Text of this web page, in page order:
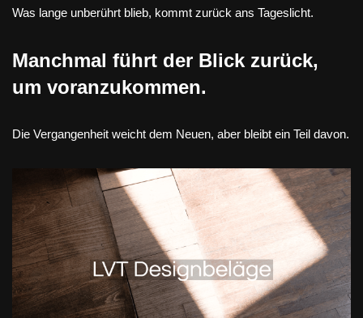
Was lange unberührt blieb, kommt zurück ans Tageslicht.
Manchmal führt der Blick zurück,
um voranzukommen.
Die Vergangenheit weicht dem Neuen, aber bleibt ein Teil davon.